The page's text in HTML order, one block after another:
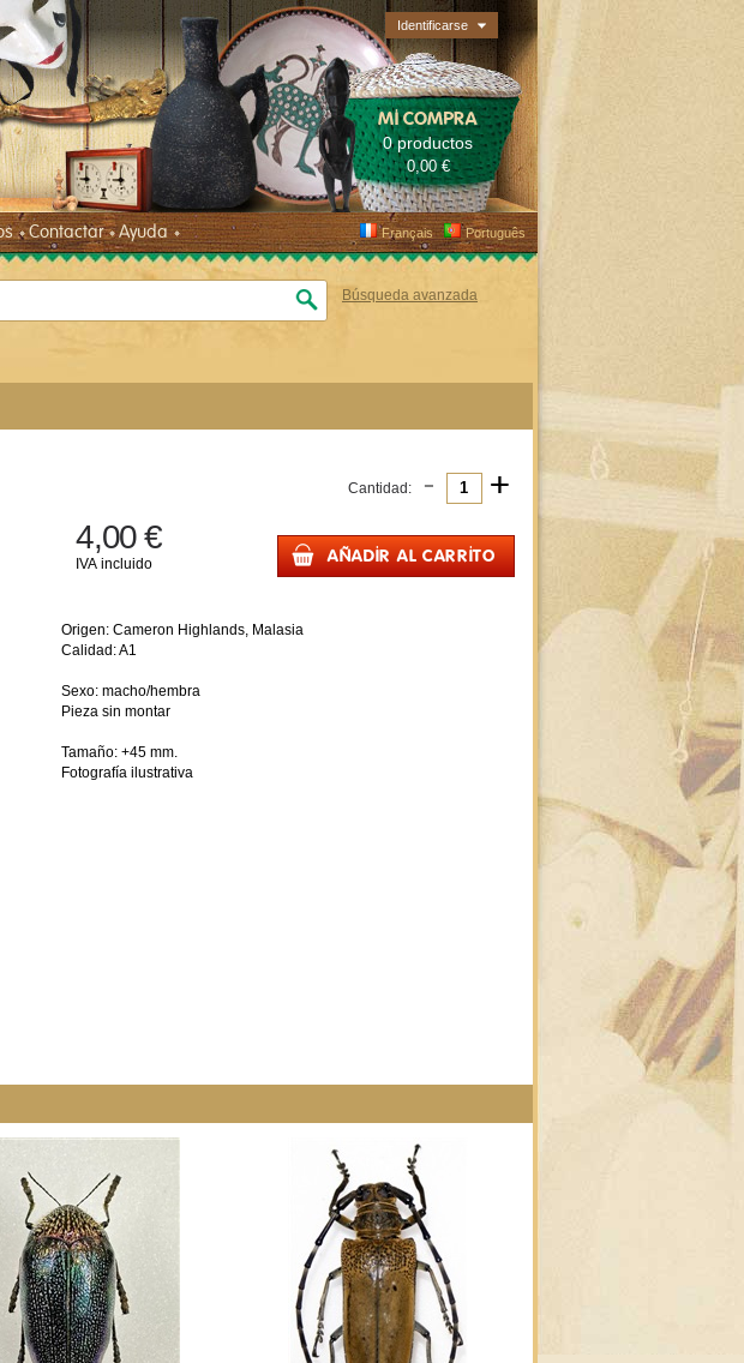
Cantidad: - +
4,00 €
IVA incluido
Origen: Cameron Highlands, Malasia
Calidad: A1
Sexo: macho/hembra
Pieza sin montar
Tamaño: +45 mm.
Fotografía ilustrativa
Français Português
MI COMPRA
0 productos
0,00 €
Búsqueda avanzada
Identificarse
Contactar Ayuda